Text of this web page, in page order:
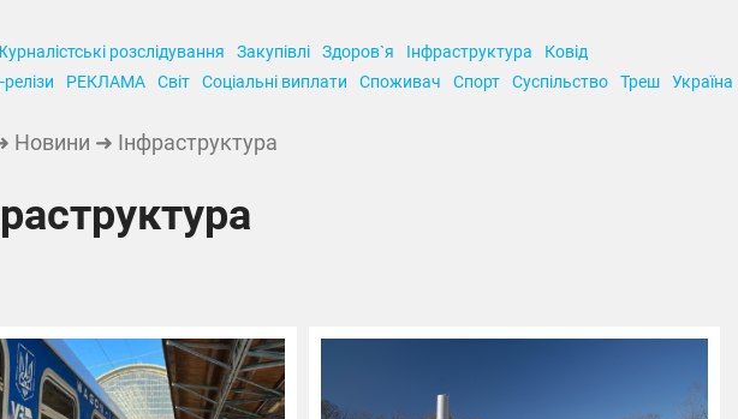
розслідування Закупівлі Здоров`я Інфраструктура
Ковід
РЕКЛАМА Світ Соціальні виплати Споживач Спорт Суспільство Треш Україна
Новини ➜ Інфраструктура